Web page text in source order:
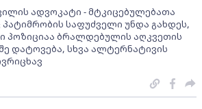
ადვოკატი - მტკიცებულებათა
საფუძველი უნდა გახდეს,
პოზიციაა ბრალდებულის აღკვეთის
დატოვება, სხვა ალტერნატივის